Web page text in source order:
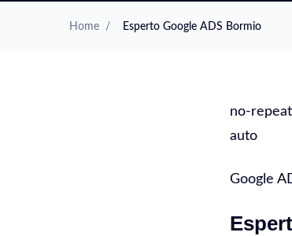
Home / Esperto Google ADS Bormio
no-
auto
Google